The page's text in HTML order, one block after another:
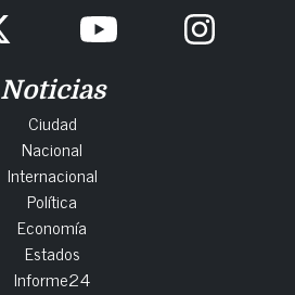
Noticias
Ciudad
Nacional
Internacional
Política
Economía
Estados
Informe24